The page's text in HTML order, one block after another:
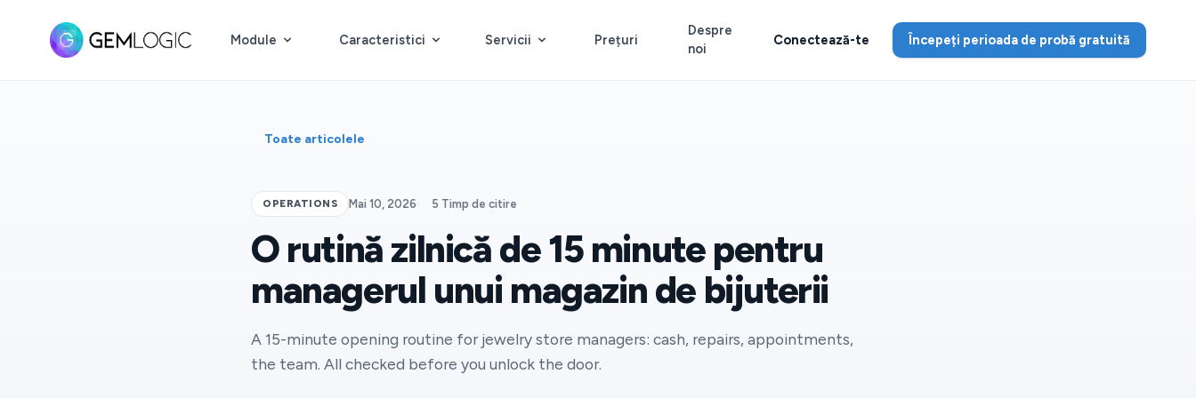
Module Caracteristici Servicii Prețuri
Despre
noi
Conectează-te Începeți perioada de probă gratuită
Toate articolele
OPERATIONS Mai 10, 2026· 5 Timp de citire
O rutină zilnică de 15 minute pentru
managerul unui magazin de bijuterii
A 15-minute opening routine for jewelry store managers: cash, repairs, appointments,
the team. All checked before you unlock the door.